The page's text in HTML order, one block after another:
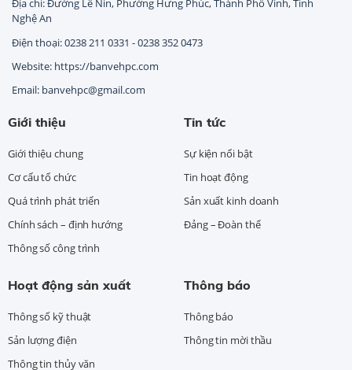
Địa chỉ: Đường Lê Nin, Phường Hưng Phúc, Thành Phố Vinh, Tỉnh
Nghệ An
Điện thoại: 0238 211 0331 - 0238 352 0473
Website: https://banvehpc.com
Email: banvehpc@gmail.com
Giới thiệu
Giới thiệu chung
Cơ cấu tổ chức
Quá trình phát triển
Chính sách – định hướng
Thông số công trình
Tin tức
Sự kiện nổi bật
Tin hoạt động
Sản xuất kinh doanh
Đảng – Đoàn thể
Hoạt động sản xuất
Thông số kỹ thuật
Sản lượng điện
Thông tin thủy văn
Thông báo
Thông báo
Thông tin mời thầu